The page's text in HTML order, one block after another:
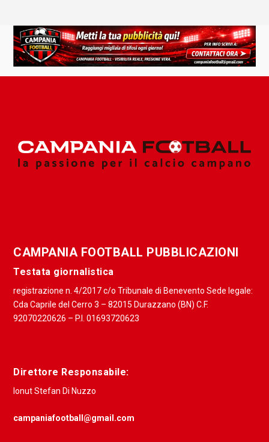
CAMPANIA FOOTBALL PUBBLICAZIONI
Testata giornalistica
registrazione n. 4/2017 c/o Tribunale di Benevento Sede legale:
Cda Caprile del Cerro 3 – 82015 Durazzano (BN) C.F.
92070220626 – P.I. 01693720623
Direttore Responsabile:
Ionut Stefan Di Nuzzo
campaniafootball@gmail.com